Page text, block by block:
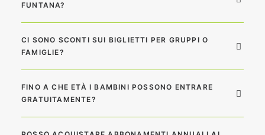
FUNTANA?
CI SONO SCONTI SUI BIGLIETTI PER GRUPPI O
FAMIGLIE?
FINO A CHE ETÀ I BAMBINI POSSONO ENTRARE
GRATUITAMENTE?